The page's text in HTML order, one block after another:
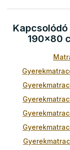
190x80